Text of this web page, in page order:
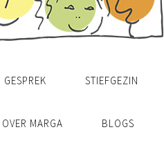
GESPREK STIEFGEZIN
OVER MARGA BLOGS